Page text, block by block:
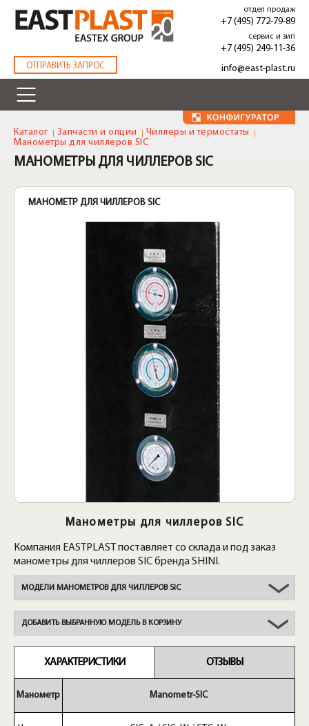
основному
содержанию
ОТПРАВИТЬ ЗАПРОС
отдел продаж
+7 (495) 772-79-89
сервис и зип
+7 (495) 249-11-36
info@east-plast.ru
Каталог Запчасти и опции
Чиллеры и термостаты
Манометры для чиллеров SIC
МОДЕЛИ МАНОМЕТРОВ ДЛЯ ЧИЛЛЕРОВ SIC
МАНОМЕТРЫ ДЛЯ ЧИЛЛЕРОВ SIC
МАНОМЕТР ДЛЯ ЧИЛЛЕРОВ SIC
Манометры для чиллеров SIC
Компания EASTPLAST поставляет со склада и под заказ
манометры для чиллеров SIC бренда SHINI.
ДОБАВИТЬ ВЫБРАННУЮ МОДЕЛЬ В КОРЗИНУ
ХАРАКТЕРИСТИКИ ОТЗЫВЫ
Манометр Manometr-SIC